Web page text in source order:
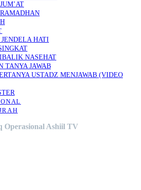
HATI
NASEHAT
TANYA JAWAB
USTADZ MENJAWAB (VIDEO
Operasional Ashiil TV